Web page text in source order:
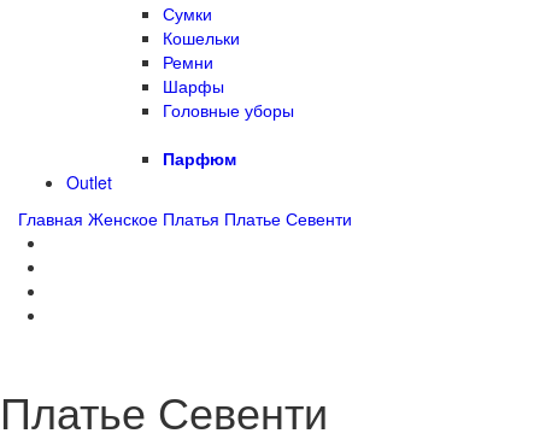
Сумки
Кошельки
Ремни
Шарфы
Головные уборы
Парфюм
Outlet
Главная Женское Платья Платье Севенти
Платье Севенти